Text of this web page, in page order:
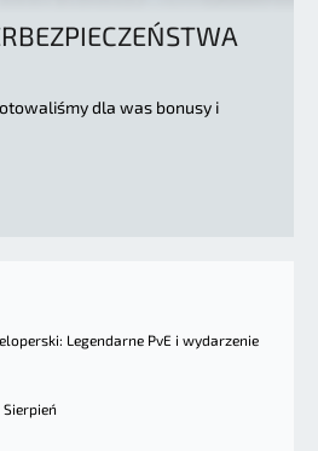
dla was bonusy i
Legendarne PvE i wydarzenie